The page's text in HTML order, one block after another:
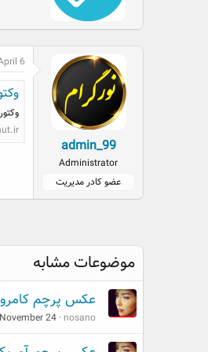
e
n
b
admin_99
Administrator
عضو کادر مدیریت
6
موضوعات مشابه
عکس پرچم
nosano
24